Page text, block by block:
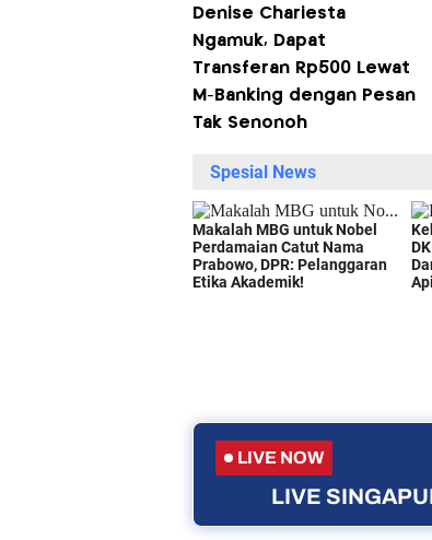
Denise Chariesta
Ngamuk, Dapat
Transferan Rp500 Lewat
M-Banking dengan Pesan
Tak Senonoh
LIVE NOW
LIVE